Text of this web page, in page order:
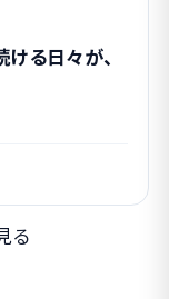
る日々が、
る